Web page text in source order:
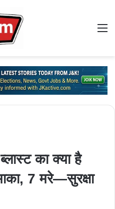
का क्या है
7 मरे—सुरक्षा